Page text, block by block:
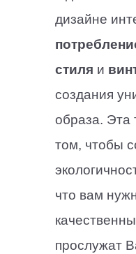
дизайне
стиля и
создания
образа. Эта
том, чтобы
что вам
прослужат